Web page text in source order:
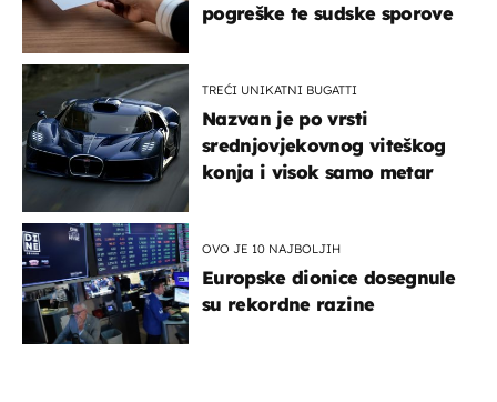
pogreške te sudske sporove
TREĆI UNIKATNI BUGATTI
Nazvan je po vrsti
srednjovjekovnog viteškog
konja i visok samo metar
OVO JE 10 NAJBOLJIH
Europske dionice dosegnule
su rekordne razine